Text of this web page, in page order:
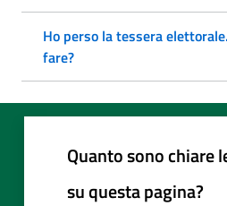
Ho perso la tessera
fare?
Quanto sono chiare
su questa pagina?